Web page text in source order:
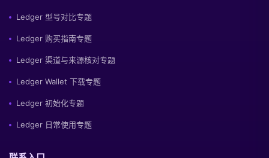
Ledger 型号对比专题
Ledger 购买指南专题
Ledger 渠道与来源核对专题
Ledger Wallet 下载专题
Ledger 初始化专题
Ledger 日常使用专题